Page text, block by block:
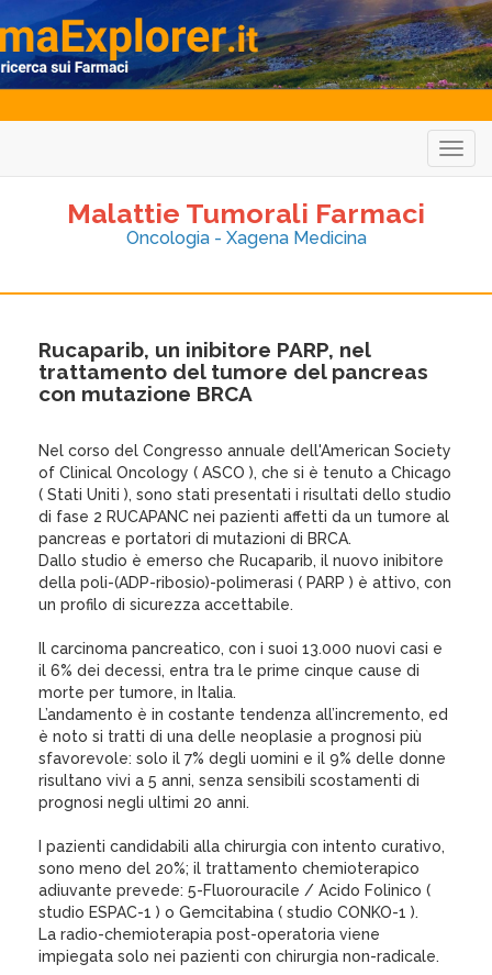
Malattie Tumorali Farmaci
Oncologia - Xagena Medicina
Rucaparib, un inibitore PARP, nel
trattamento del tumore del pancreas
con mutazione BRCA
Nel corso del Congresso annuale dell'American Society
of Clinical Oncology ( ASCO ), che si è tenuto a Chicago
( Stati Uniti ), sono stati presentati i risultati dello studio
di fase 2 RUCAPANC nei pazienti affetti da un tumore al
pancreas e portatori di mutazioni di BRCA.
Dallo studio è emerso che Rucaparib, il nuovo inibitore
della poli-(ADP-ribosio)-polimerasi ( PARP ) è attivo, con
un profilo di sicurezza accettabile.
Il carcinoma pancreatico, con i suoi 13.000 nuovi casi e
il 6% dei decessi, entra tra le prime cinque cause di
morte per tumore, in Italia.
L’andamento è in costante tendenza all’incremento, ed
è noto si tratti di una delle neoplasie a prognosi più
sfavorevole: solo il 7% degli uomini e il 9% delle donne
risultano vivi a 5 anni, senza sensibili scostamenti di
prognosi negli ultimi 20 anni.
I pazienti candidabili alla chirurgia con intento curativo,
sono meno del 20%; il trattamento chemioterapico
adiuvante prevede: 5-Fluorouracile / Acido Folinico (
studio ESPAC-1 ) o Gemcitabina ( studio CONKO-1 ).
La radio-chemioterapia post-operatoria viene
impiegata solo nei pazienti con chirurgia non-radicale.